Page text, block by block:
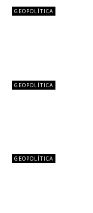
GEOPOLÍTICA
GEOPOLÍTICA
GEOPOLÍTICA